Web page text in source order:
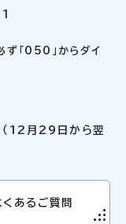
「050」からダイ
（12月29日から翌
くあるご質問